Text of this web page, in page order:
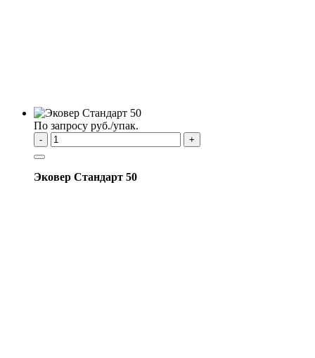
По запросу руб./упак.
- +
Эковер Стандарт 50